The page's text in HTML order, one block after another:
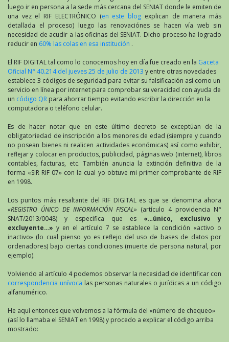
luego ir en persona a la sede más cercana del SENIAT donde le emiten de
una vez el RIF ELECTRÓNICO (en este blog explican de manera más
detallada el proceso) luego las renovaciónes se hacen vía web sin
necesidad de acudir a las oficinas del SENIAT. Dicho proceso ha logrado
reducir en 60% las colas en esa institución .
El RIF DIGITAL tal como lo conocemos hoy en día fue creado en la Gaceta
Oficial N° 40.214 del jueves 25 de julio de 2013 y entre otras novedades
establece 3 códigos de seguridad para evitar su falsificación así como un
servicio en línea por internet para comprobar su veracidad con ayuda de
un código QR para ahorrar tiempo evitando escribir la dirección en la
computadora o teléfono celular.
Es de hacer notar que en este último decreto se exceptúan de la
obligatoriedad de inscripción a los menores de edad (siempre y cuando
no posean bienes ni realicen actividades económicas) así como exhibir,
reflejar y colocar en productos, publicidad, páginas web (internet), libros
contables, facturas, etc. También anuncia la extinción definitiva de la
forma «SIR RIF 07» con la cual yo obtuve mi primer comprobante de RIF
en 1998.
Los puntos más resaltante del RIF DIGITAL es que se denomina ahora
«REGISTRO ÚNICO DE INFORMACIÓN FISCAL» (artículo 4 providencia N°
SNAT/2013/0048) y especifica que es «…único, exclusivo y
excluyente…» y en el artículo 7 se establece la condición «activo o
inactivo» (lo cual pienso yo es reflejo del uso de bases de datos por
ordenadores) bajo ciertas condiciones (muerte de persona natural, por
ejemplo).
Volviendo al artículo 4 podemos observar la necesidad de identificar con
correspondencia unívoca las personas naturales o jurídicas a un código
alfanumérico.
He aquí entonces que volvemos a la fórmula del «número de chequeo»
(así lo llamaba el SENIAT en 1998) y procedo a explicar el código arriba
mostrado: